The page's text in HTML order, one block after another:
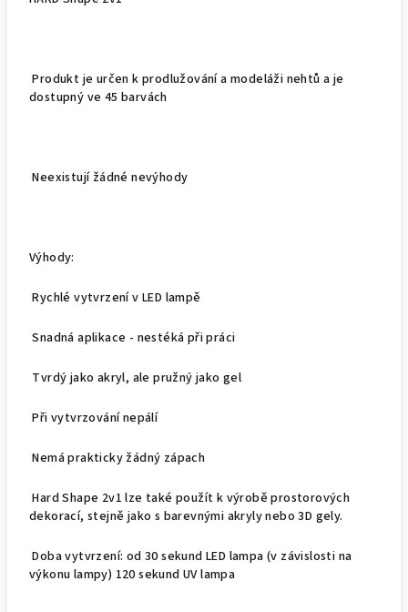
Produkt je určen k prodlužování a modeláži nehtů a je
dostupný ve 45 barvách
Neexistují žádné nevýhody
Výhody:
Rychlé vytvrzení v LED lampě
Snadná aplikace - nestéká při práci
Tvrdý jako akryl, ale pružný jako gel
Při vytvrzování nepálí
Nemá prakticky žádný zápach
Hard Shape 2v1 lze také použít k výrobě prostorových
dekorací, stejně jako s barevnými akryly nebo 3D gely.
Doba vytvrzení: od 30 sekund LED lampa (v závislosti na
výkonu lampy) 120 sekund UV lampa